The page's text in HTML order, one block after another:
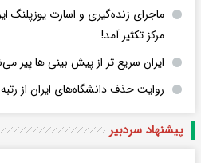
ماجرای زنده‌گیری و اسارت یوزپلنگ
مرکز تکثیر آمد!
ایران سریع تر از پیش بینی ها پیر
روایت حذف دانشگاه‌های ایران از
پیشنهاد سردبیر